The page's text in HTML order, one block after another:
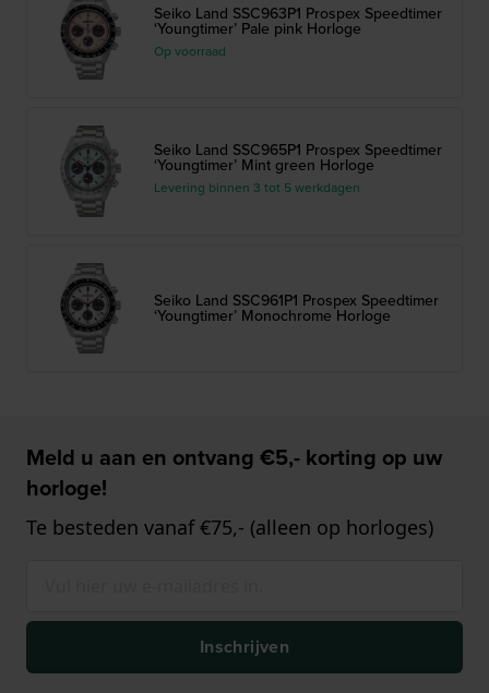
Seiko Land SSC963P1 Prospex Speedtimer
‘Youngtimer’ Pale pink Horloge
Op voorraad
Seiko Land SSC965P1 Prospex Speedtimer
‘Youngtimer’ Mint green Horloge
Levering binnen 3 tot 5 werkdagen
Seiko Land SSC961P1 Prospex Speedtimer
‘Youngtimer’ Monochrome Horloge
Meld u aan en ontvang €5,- korting op uw
horloge!
Te besteden vanaf €75,- (alleen op horloges)
Inschrijven